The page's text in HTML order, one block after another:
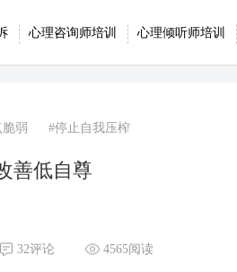
心理咨询师培训 心理倾听师培训
弱 #停止自我压榨
善低自尊
32评论 4565阅读